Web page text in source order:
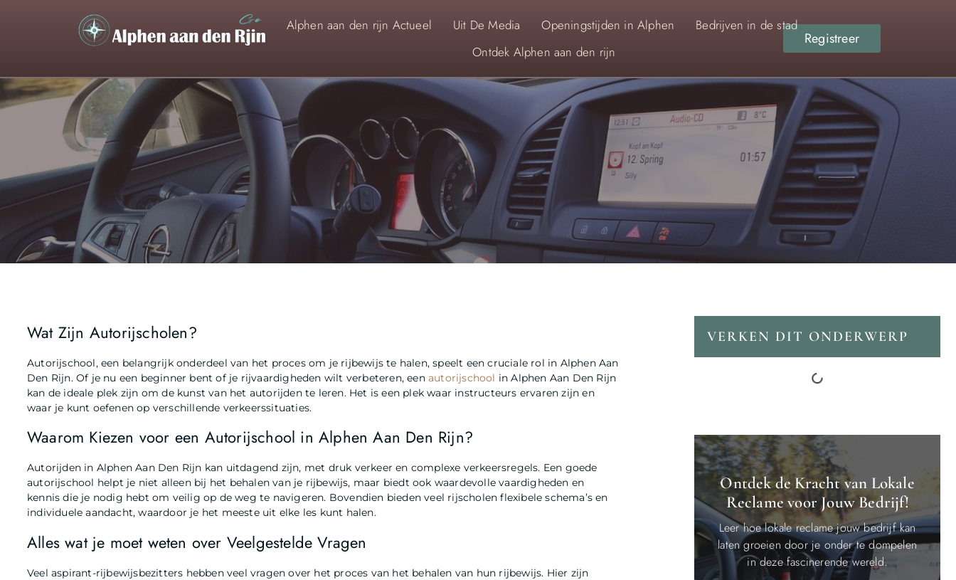
Alphen aan den rijn Actueel Uit De Media Openingstijden in Alphen
Bedrijven in de stad
Ontdek Alphen aan den rijn
Registreer
Wat Zijn Autorijscholen?
Autorijschool, een belangrijk onderdeel van het proces om je rijbewijs te halen, speelt een cruciale rol in Alphen Aan
Den Rijn. Of je nu een beginner bent of je rijvaardigheden wilt verbeteren, eenautorijschool in Alphen Aan Den Rijn
kan de ideale plek zijn om de kunst van het autorijden te leren. Het is een plek waar instructeurs ervaren zijn en
waar je kunt oefenen op verschillende verkeerssituaties.
Waarom Kiezen voor een Autorijschool in Alphen Aan Den Rijn?
Autorijden in Alphen Aan Den Rijn kan uitdagend zijn, met druk verkeer en complexe verkeersregels. Een goede
autorijschool helpt je niet alleen bij het behalen van je rijbewijs, maar biedt ook waardevolle vaardigheden en
kennis die je nodig hebt om veilig op de weg te navigeren. Bovendien bieden veel rijscholen flexibele schema’s en
individuele aandacht, waardoor je het meeste uit elke les kunt halen.
Alles wat je moet weten over Veelgestelde Vragen
Veel aspirant-rijbewijsbezitters hebben veel vragen over het proces van het behalen van hun rijbewijs. Hier zijn
VERKEN DIT ONDERWERP
Ontdek de Kracht van Lokale
Reclame voor Jouw Bedrijf!
Leer hoe lokale reclame jouw bedrijf kan
laten groeien door je onder te dompelen
in deze fascinerende wereld.